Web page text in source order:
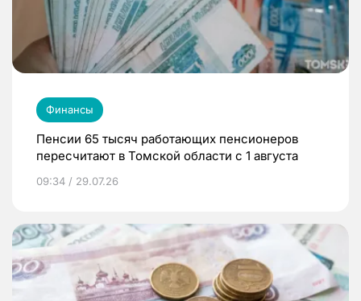
Финансы
Пенсии 65 тысяч работающих пенсионеров
пересчитают в Томской области с 1 августа
09:34 / 29.07.26